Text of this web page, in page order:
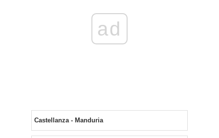
ad
Castellanza - Manduria